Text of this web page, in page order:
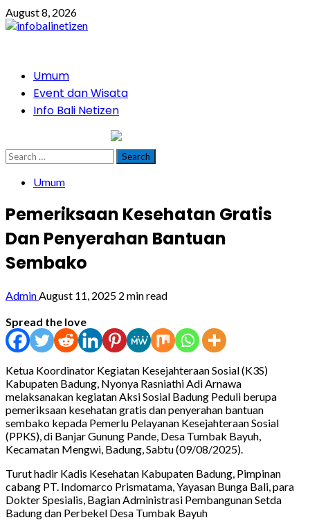
Skip
to
August 8, 2026
PrimaryUmum
Event dan Wisata
Info Bali Netizen
Search
for:
Umum
Pemeriksaan Kesehatan Gratis
Dan Penyerahan Bantuan
Sembako
AdminAugust 11, 2025 2 min read
Spread the love
Ketua Koordinator Kegiatan Kesejahteraan Sosial (K3S)
Kabupaten Badung, Nyonya Rasniathi Adi Arnawa
melaksanakan kegiatan Aksi Sosial Badung Peduli berupa
pemeriksaan kesehatan gratis dan penyerahan bantuan
sembako kepada Pemerlu Pelayanan Kesejahteraan Sosial
(PPKS), di Banjar Gunung Pande, Desa Tumbak Bayuh,
Kecamatan Mengwi, Badung, Sabtu (09/08/2025).
Turut hadir Kadis Kesehatan Kabupaten Badung, Pimpinan
cabang PT. Indomarco Prismatama, Yayasan Bunga Bali, para
Dokter Spesialis, Bagian Administrasi Pembangunan Setda
Badung dan Perbekel Desa Tumbak Bayuh